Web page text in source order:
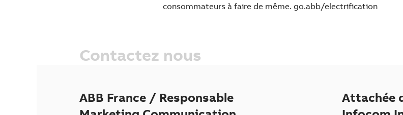
consommateurs à faire de même. go.abb/electrification
Contactez nous
ABB France / Responsable
Attachée